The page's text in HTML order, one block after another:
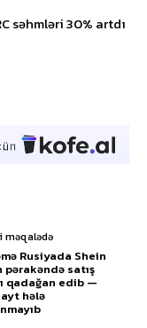
səhmləri 30% artdı
məqalədə
Rusiyada Shein
pərakəndə satış
qadağan edib —
hələ